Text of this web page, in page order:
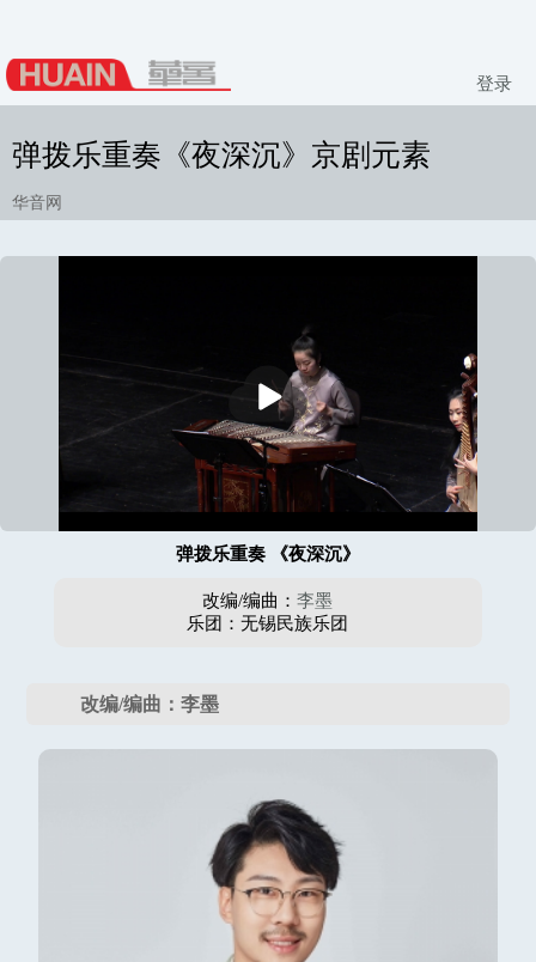
登录
弹拨乐重奏《夜深沉》京剧元素
华音网
放
弹拨乐重奏 《夜深沉》
改编/编曲：李墨
乐团：无锡民族乐团
改编/编曲：李墨